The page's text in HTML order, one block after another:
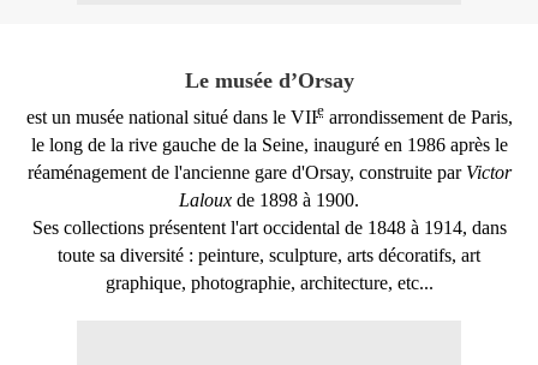
Le musée d’Orsay
est un musée national situé dans le VIIearrondissement de Paris,
le long de la rive gauche de la Seine, inauguré en 1986 après le
réaménagement de l'ancienne gare d'Orsay, construite par Victor
Laloux de 1898 à 1900.
Ses collections présentent l'art occidental de 1848 à 1914, dans
toute sa diversité : peinture, sculpture, arts décoratifs, art
graphique, photographie, architecture, etc...